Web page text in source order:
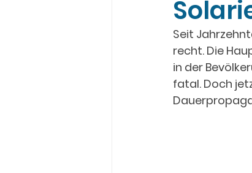
Seit
recht. Die
in der
fatal. Doch